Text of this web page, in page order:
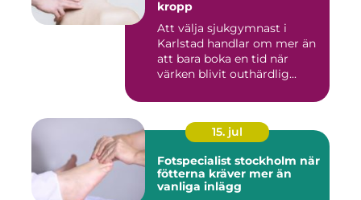
kropp
Att välja sjukgymnast i
Karlstad handlar om mer än
att bara boka en tid när
värken blivit outhärdlig...
15. jul
Fotspecialist stockholm när
fötterna kräver mer än
vanliga inlägg